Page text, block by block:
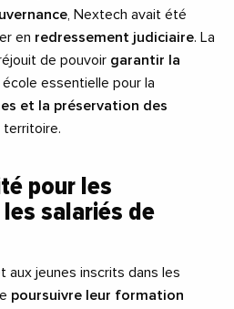
, Nextech avait été
en redressement judiciaire. La
de pouvoir garantir la
essentielle pour la
et la préservation des
territoire.
pour les
salariés de
jeunes inscrits dans les
poursuivre leur formation